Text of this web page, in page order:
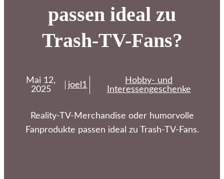
passen ideal zu
Trash-TV-Fans?
Mai 12,
2025
joel1
Hobby- und
Interessengeschenke
Reality-TV-Merchandise oder humorvolle
Fanprodukte passen ideal zu Trash-TV-Fans.